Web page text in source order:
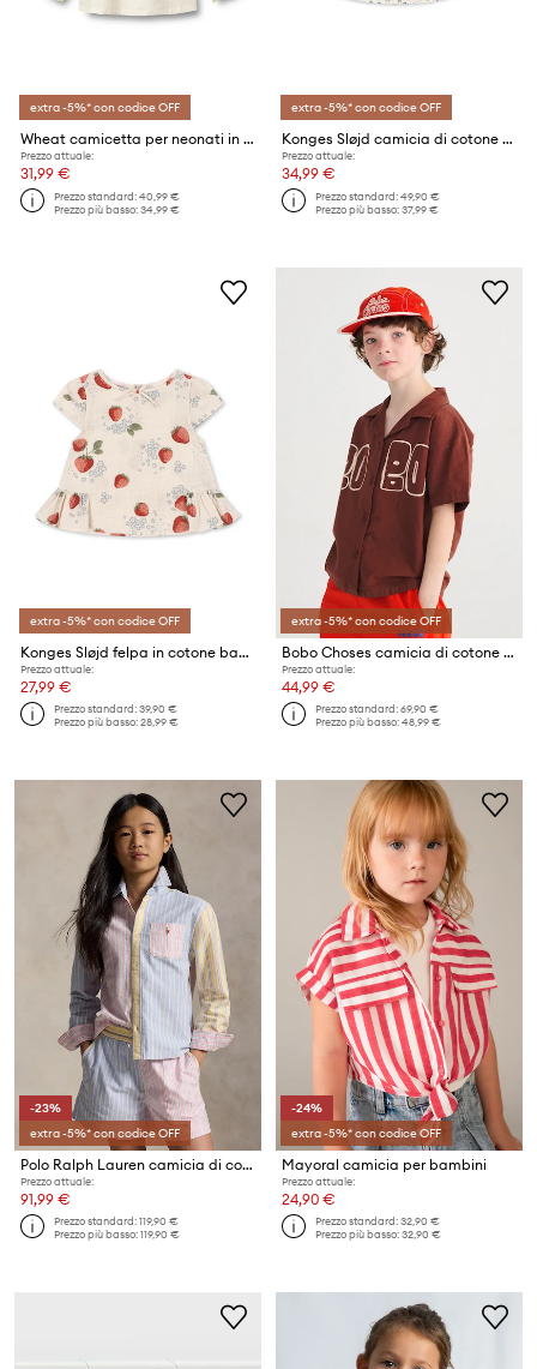
extra -5%* con codice OFF
Wheat camicetta per neonati in cotone
Prezzo attuale:
31,99 €
Prezzo standard:40,99 €
Prezzo più basso:34,99 €
extra -5%* con codice OFF
Konges Sløjd camicia di cotone per bambini PACEY SHIRT GOTS
Prezzo attuale:
34,99 €
Prezzo standard:49,90 €
Prezzo più basso:37,99 €
extra -5%* con codice OFF
Konges Sløjd felpa in cotone bambino/a AVA SS TOP GOTS
Prezzo attuale:
27,99 €
Prezzo standard:39,90 €
Prezzo più basso:28,99 €
extra -5%* con codice OFF
Bobo Choses camicia di cotone per bambini
Prezzo attuale:
44,99 €
Prezzo standard:69,90 €
Prezzo più basso:48,99 €
-23%
extra -5%* con codice OFF
Polo Ralph Lauren camicia di cotone per bambini
Prezzo attuale:
91,99 €
Prezzo standard:119,90 €
Prezzo più basso:119,90 €
-24%
extra -5%* con codice OFF
Mayoral camicia per bambini
Prezzo attuale:
24,90 €
Prezzo standard:32,90 €
Prezzo più basso:32,90 €